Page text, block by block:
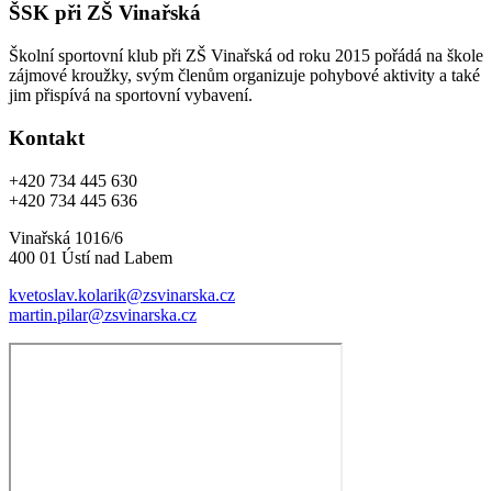
ŠSK při ZŠ Vinařská
Školní sportovní klub při ZŠ Vinařská od roku 2015 pořádá na škole
zájmové kroužky, svým členům organizuje pohybové aktivity a také
jim přispívá na sportovní vybavení.
Kontakt
+420 734 445 630
+420 734 445 636
Vinařská 1016/6
400 01 Ústí nad Labem
kvetoslav.kolarik@zsvinarska.cz
martin.pilar@zsvinarska.cz